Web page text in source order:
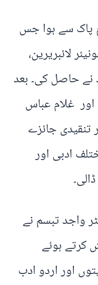
پاک سے ہوا جس
لائبریرین،
نے حاصل کی۔ بعد
غلام عباس
تنقیدی جائزے
ادبی اور
واجد تبسم نے
کرتے ہوئے
اور اردو ادب